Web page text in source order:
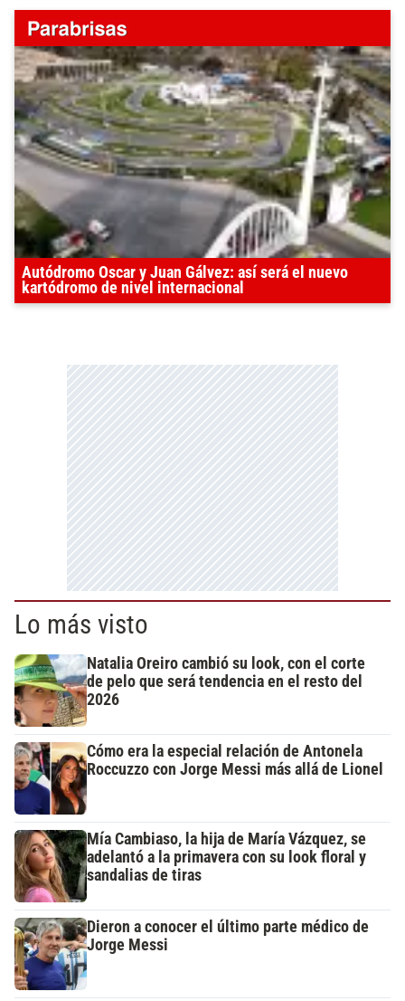
Autódromo Oscar y Juan Gálvez: así será el nuevo
kartódromo de nivel internacional
Lo más visto
Natalia Oreiro cambió su look, con el corte
de pelo que será tendencia en el resto del
2026
Cómo era la especial relación de Antonela
Roccuzzo con Jorge Messi más allá de Lionel
Mía Cambiaso, la hija de María Vázquez, se
adelantó a la primavera con su look floral y
sandalias de tiras
Dieron a conocer el último parte médico de
Jorge Messi